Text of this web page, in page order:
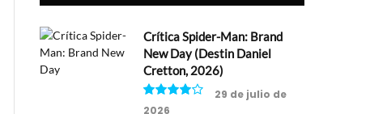
Crítica Spider-Man: Brand
New Day (Destin Daniel
Cretton, 2026)
29 de julio de
2026